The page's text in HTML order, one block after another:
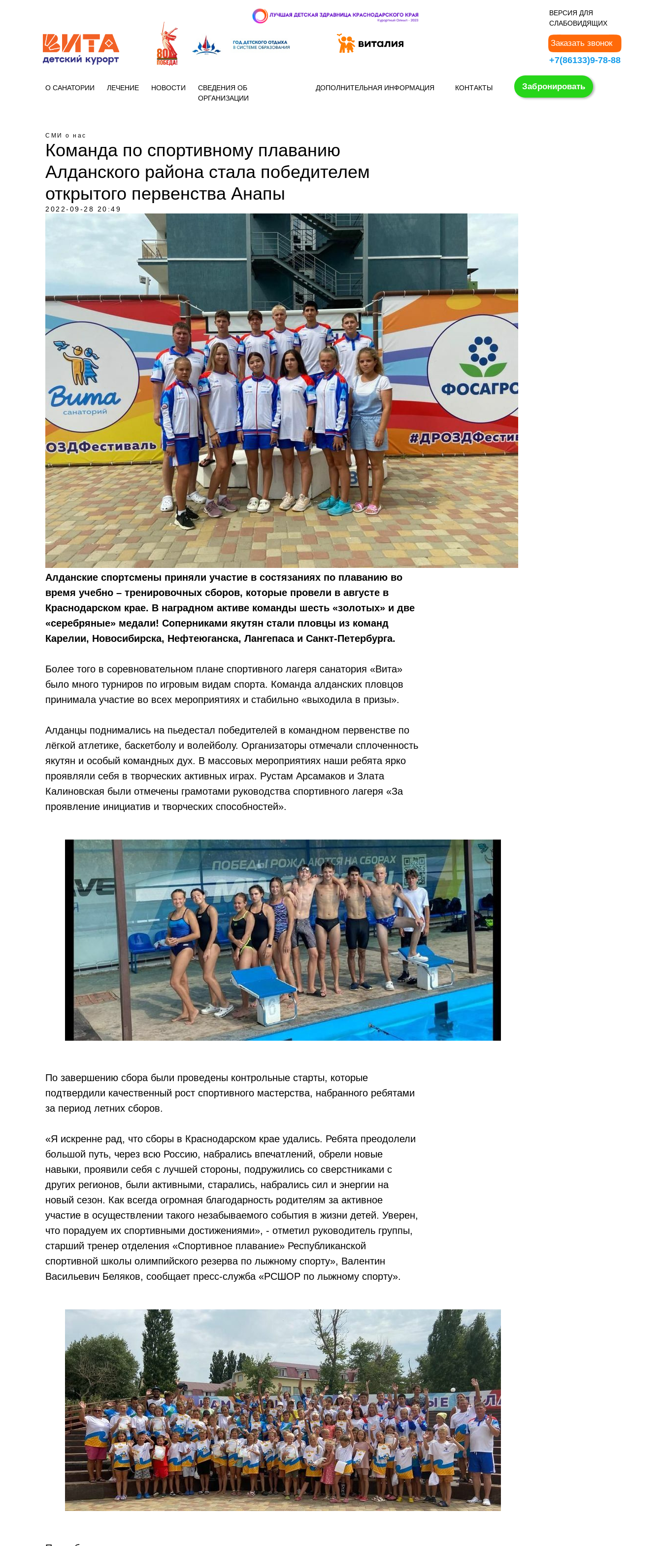
+7 (86133) 97-888 Заказать звонок
+7(86133)9-78-88
ВЕРСИЯ ДЛЯ
СЛАБОВИДЯЩИХ
О САНАТОРИИ Забронировать
КОНТАКТЫ
НОВОСТИ
СВЕДЕНИЯ ОБ
ОРГАНИЗАЦИИ
ДОПОЛНИТЕЛЬНАЯ ИНФОРМАЦИЯ
ЛЕЧЕНИЕ
СМИ о нас
Команда по спортивному плаванию
Алданского района стала победителем
открытого первенства Анапы
2022-09-28 20:49
Алданские спортсмены приняли участие в состязаниях по плаванию во
время учебно – тренировочных сборов, которые провели в августе в
Краснодарском крае. В наградном активе команды шесть «золотых» и две
«серебряные» медали! Соперниками якутян стали пловцы из команд
Карелии, Новосибирска, Нефтеюганска, Лангепаса и Санкт-Петербурга.
Более того в соревновательном плане спортивного лагеря санатория «Вита»
было много турниров по игровым видам спорта. Команда алданских пловцов
принимала участие во всех мероприятиях и стабильно «выходила в призы».
Алданцы поднимались на пьедестал победителей в командном первенстве по
лёгкой атлетике, баскетболу и волейболу. Организаторы отмечали сплоченность
якутян и особый командных дух. В массовых мероприятиях наши ребята ярко
проявляли себя в творческих активных играх. Рустам Арсамаков и Злата
Калиновская были отмечены грамотами руководства спортивного лагеря «За
проявление инициатив и творческих способностей».
По завершению сбора были проведены контрольные старты, которые
подтвердили качественный рост спортивного мастерства, набранного ребятами
за период летних сборов.
«Я искренне рад, что сборы в Краснодарском крае удались. Ребята преодолели
большой путь, через всю Россию, набрались впечатлений, обрели новые
навыки, проявили себя с лучшей стороны, подружились со сверстниками с
других регионов, были активными, старались, набрались сил и энергии на
новый сезон. Как всегда огромная благодарность родителям за активное
участие в осуществлении такого незабываемого события в жизни детей. Уверен,
что порадуем их спортивными достижениями», - отметил руководитель группы,
старший тренер отделения «Спортивное плавание» Республиканской
спортивной школы олимпийского резерва по лыжному спорту», Валентин
Васильевич Беляков, сообщает пресс-служба «РСШОР по лыжному спорту».